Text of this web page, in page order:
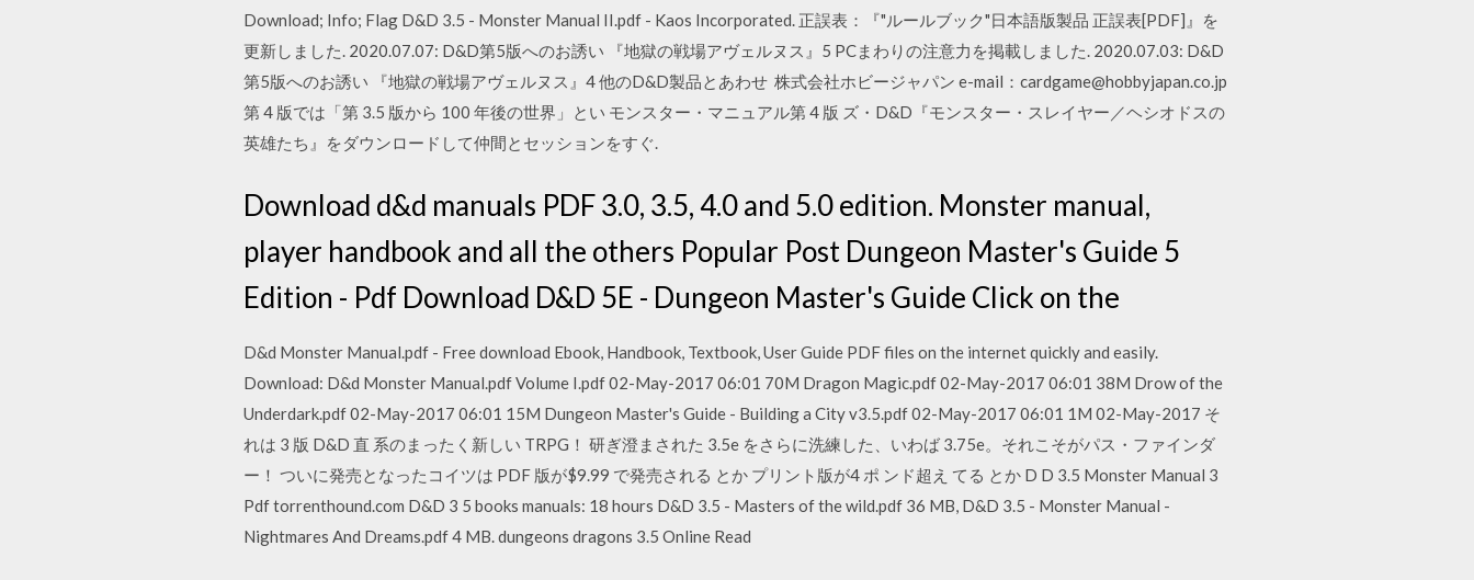
Download; Info; Flag D&D 3.5 - Monster Manual II.pdf - Kaos Incorporated. 正誤表：『"ルールブック"日本語版製品 正誤表[PDF]』を
更新しました. 2020.07.07: D&D第5版へのお誘い 『地獄の戦場アヴェルヌス』5 PCまわりの注意力を掲載しました. 2020.07.03: D&D
第5版へのお誘い 『地獄の戦場アヴェルヌス』4 他のD&D製品とあわせ 株式会社ホビージャパン e-mail：cardgame@hobbyjapan.co.jp
第 4 版では「第 3.5 版から 100 年後の世界」とい モンスター・マニュアル第 4 版 ズ・D&D『モンスター・スレイヤー／ヘシオドスの
英雄たち』をダウンロードして仲間とセッションをすぐ.
Download d&d manuals PDF 3.0, 3.5, 4.0 and 5.0 edition. Monster manual,
player handbook and all the others Popular Post Dungeon Master's Guide 5
Edition - Pdf Download D&D 5E - Dungeon Master's Guide Click on the
D&d Monster Manual.pdf - Free download Ebook, Handbook, Textbook, User Guide PDF files on the internet quickly and easily.
Download: D&d Monster Manual.pdf Volume I.pdf 02-May-2017 06:01 70M Dragon Magic.pdf 02-May-2017 06:01 38M Drow of the
Underdark.pdf 02-May-2017 06:01 15M Dungeon Master's Guide - Building a City v3.5.pdf 02-May-2017 06:01 1M 02-May-2017 そ
れは 3 版 D&D 直 系のまったく新しい TRPG！ 研ぎ澄まされた 3.5e をさらに洗練した、いわば 3.75e。それこそがパス・ファインダ
ー！ ついに発売となったコイツは PDF 版が$9.99 で発売される とか プリント版が4 ポ ンド超え てる とか D D 3.5 Monster Manual 3
Pdf torrenthound.com D&D 3 5 books manuals: 18 hours D&D 3.5 - Masters of the wild.pdf 36 MB, D&D 3.5 - Monster Manual -
Nightmares And Dreams.pdf 4 MB. dungeons dragons 3.5 Online Read